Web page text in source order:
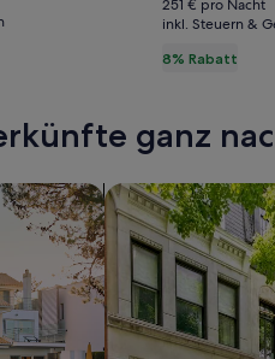
****S
-
70
&
8% Rabatt
1.760 €.
war
zum
251 € pro Nacht
inkl. Steuern &
ganz
Suche nach